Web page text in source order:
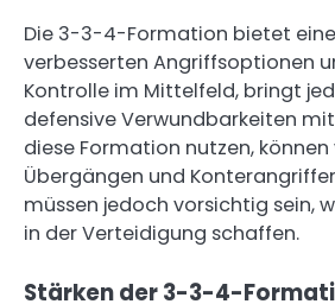
Die 3-3-4-Formation bietet
verbesserten Angriffsoptionen
Kontrolle im Mittelfeld, bringt
defensive Verwundbarkeiten
diese Formation nutzen,
Übergängen und
müssen jedoch vorsichtig sein,
in der Verteidigung schaffen.
Stärken der 3-3-4-